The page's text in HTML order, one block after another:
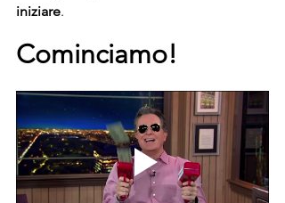
iniziare.
Cominciamo!